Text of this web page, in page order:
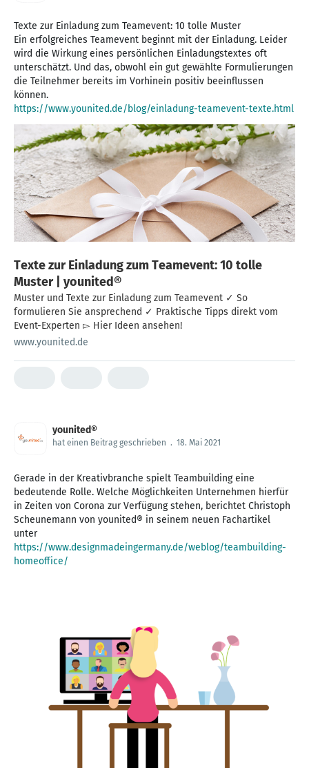
Texte zur Einladung zum Teamevent: 10 tolle Muster
Ein erfolgreiches Teamevent beginnt mit der Einladung. Leider
wird die Wirkung eines persönlichen Einladungstextes oft
unterschätzt. Und das, obwohl ein gut gewählte Formulierungen
die Teilnehmer bereits im Vorhinein positiv beeinflussen
https://www.younited.de/blog/einladung-teamevent-texte.html
Texte zur Einladung zum Teamevent: 10 tolle
Muster | younited®
Muster und Texte zur Einladung zum Teamevent ✓ So
formulieren Sie ansprechend ✓ Praktische Tipps direkt vom
Event-Experten ▻ Hier Ideen ansehen!
www.younited.de
younited®
hat einen Beitrag geschrieben . 18. Mai 2021
Gerade in der Kreativbranche spielt Teambuilding eine
bedeutende Rolle. Welche Möglichkeiten Unternehmen hierfür
in Zeiten von Corona zur Verfügung stehen, berichtet Christoph
Scheunemann von younited® in seinem neuen Fachartikel
unter
https://www.designmadeingermany.de/weblog/teambuilding-
homeoffice/